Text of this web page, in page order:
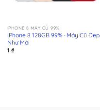
IPHONE 8 MÁY CŨ 99%
iPhone 8 128GB 99% · Máy Cũ Đẹp
Như Mới
1 ₫